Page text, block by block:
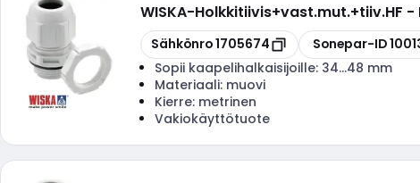
WISKA-Holkkitiivis+vast.mut.+tiiv.HF -
Kopioi
Sähkönro1705674 Kopioi
Sonepar-ID
Sopii kaapelihalkaisijoille: 34...48 mm
Materiaali: muovi
Kierre: metrinen
Vakiokäyttötuote